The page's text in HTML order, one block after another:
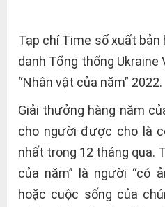
Tạp chí Time số xuất
danh Tổng thống Ukraine
“Nhân vật của năm” 2022.
Giải thưởng hàng năm
cho người được cho là
nhất trong 12 tháng qua.
của năm” là người “có
hoặc cuộc sống của